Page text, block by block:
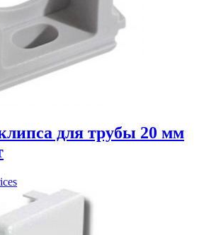
для трубы 20 мм